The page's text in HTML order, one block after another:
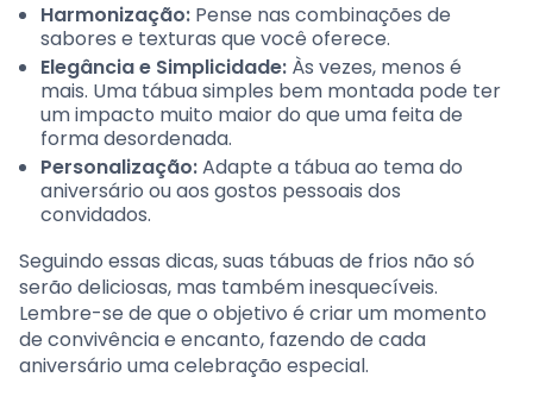
Harmonização: Pense nas combinações de
sabores e texturas que você oferece.
Elegância e Simplicidade: Às vezes, menos é
mais. Uma tábua simples bem montada pode ter
um impacto muito maior do que uma feita de
forma desordenada.
Personalização:Adapte a tábua ao tema do
aniversário ou aos gostos pessoais dos
convidados.
Seguindo essas dicas, suas tábuas de frios não só
serão deliciosas, mas também inesquecíveis.
Lembre-se de que o objetivo é criar um momento
de convivência e encanto, fazendo de cada
aniversário uma celebração especial.